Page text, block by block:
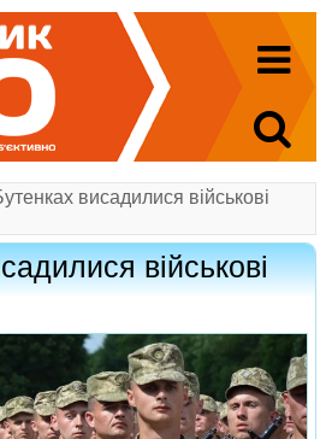
висадилися військові
військові